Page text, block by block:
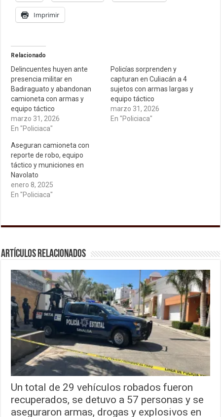
Imprimir
Relacionado
Delincuentes huyen ante
presencia militar en
Badiraguato y abandonan
camioneta con armas y
equipo táctico
marzo 31, 2026
En "Policiaca"
Policías sorprenden y
capturan en Culiacán a 4
sujetos con armas largas y
equipo táctico
marzo 31, 2026
En "Policiaca"
Aseguran camioneta con
reporte de robo, equipo
táctico y municiones en
Navolato
enero 8, 2025
En "Policiaca"
Artículos relacionados
Un total de 29 vehículos robados fueron
recuperados, se detuvo a 57 personas y se
aseguraron armas, drogas y explosivos en